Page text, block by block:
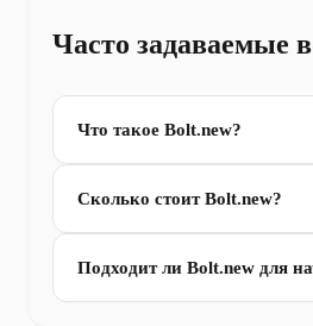
Часто задаваемые
Что такое Bolt.new?
Сколько стоит Bolt.new?
Подходит ли Bolt.new для